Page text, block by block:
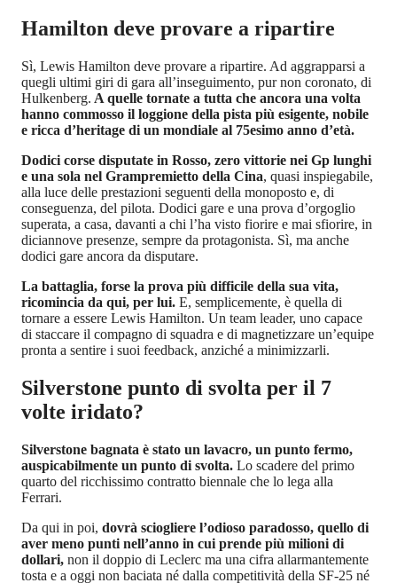
Hamilton deve provare a ripartire
Sì, Lewis Hamilton deve provare a ripartire. Ad aggrapparsi a
quegli ultimi giri di gara all’inseguimento, pur non coronato, di
Hulkenberg. A quelle tornate a tutta che ancora una volta
hanno commosso il loggione della pista più esigente, nobile
e ricca d’heritage di un mondiale al 75esimo anno d’età.
Dodici corse disputate in Rosso, zero vittorie nei Gp lunghi
e una sola nel Grampremietto della Cina, quasi inspiegabile,
alla luce delle prestazioni seguenti della monoposto e, di
conseguenza, del pilota. Dodici gare e una prova d’orgoglio
superata, a casa, davanti a chi l’ha visto fiorire e mai sfiorire, in
diciannove presenze, sempre da protagonista. Sì, ma anche
dodici gare ancora da disputare.
La battaglia, forse la prova più difficile della sua vita,
ricomincia da qui, per lui. E, semplicemente, è quella di
tornare a essere Lewis Hamilton. Un team leader, uno capace
di staccare il compagno di squadra e di magnetizzare un’equipe
pronta a sentire i suoi feedback, anziché a minimizzarli.
Silverstone punto di svolta per il 7
volte iridato?
Silverstone bagnata è stato un lavacro, un punto fermo,
auspicabilmente un punto di svolta. Lo scadere del primo
quarto del ricchissimo contratto biennale che lo lega alla
Ferrari.
Da qui in poi, dovrà sciogliere l’odioso paradosso, quello di
aver meno punti nell’anno in cui prende più milioni di
dollari, non il doppio di Leclerc ma una cifra allarmantemente
tosta e a oggi non baciata né dalla competitività della SF-25 né